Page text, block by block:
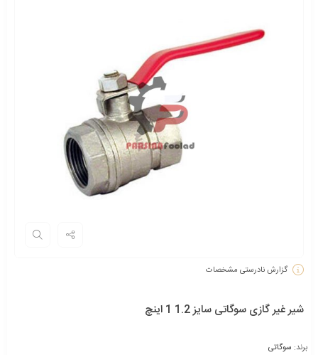
گزارش نادرستی مشخصات
شیر غیر گازی سوگاتی سایز 1.2 1 اینچ
برند: سوگاتی